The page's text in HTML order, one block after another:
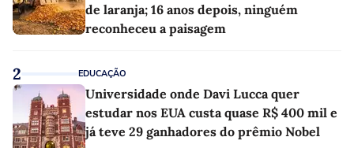
de laranja; 16 anos depois, ninguém
reconheceu a paisagem
2 EDUCAÇÃO
Universidade onde Davi Lucca quer
estudar nos EUA custa quase R$ 400 mil e
já teve 29 ganhadores do prêmio Nobel